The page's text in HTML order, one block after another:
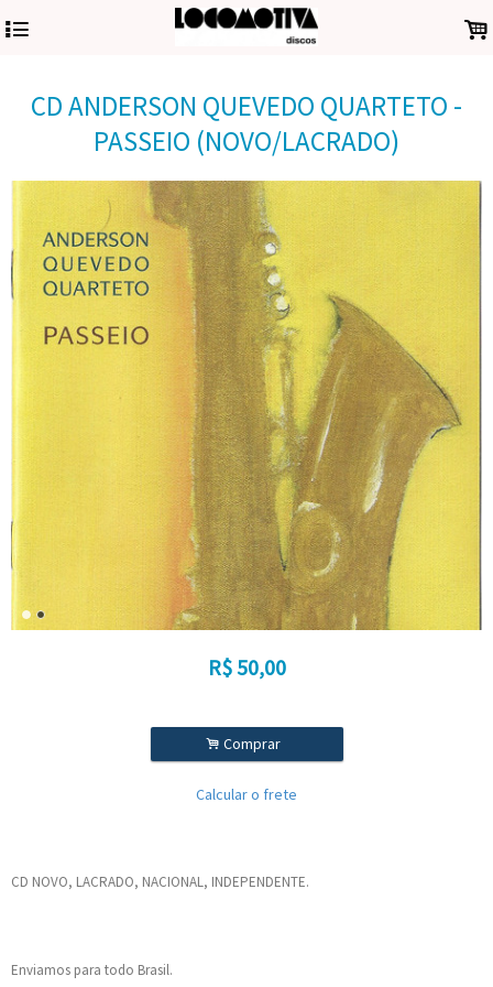
4 .
CD ANDERSON QUEVEDO QUARTETO -
PASSEIO (NOVO/LACRADO)
R$50,00
. Comprar
Calcular o frete
CD NOVO, LACRADO, NACIONAL, INDEPENDENTE.
Enviamos para todo Brasil.